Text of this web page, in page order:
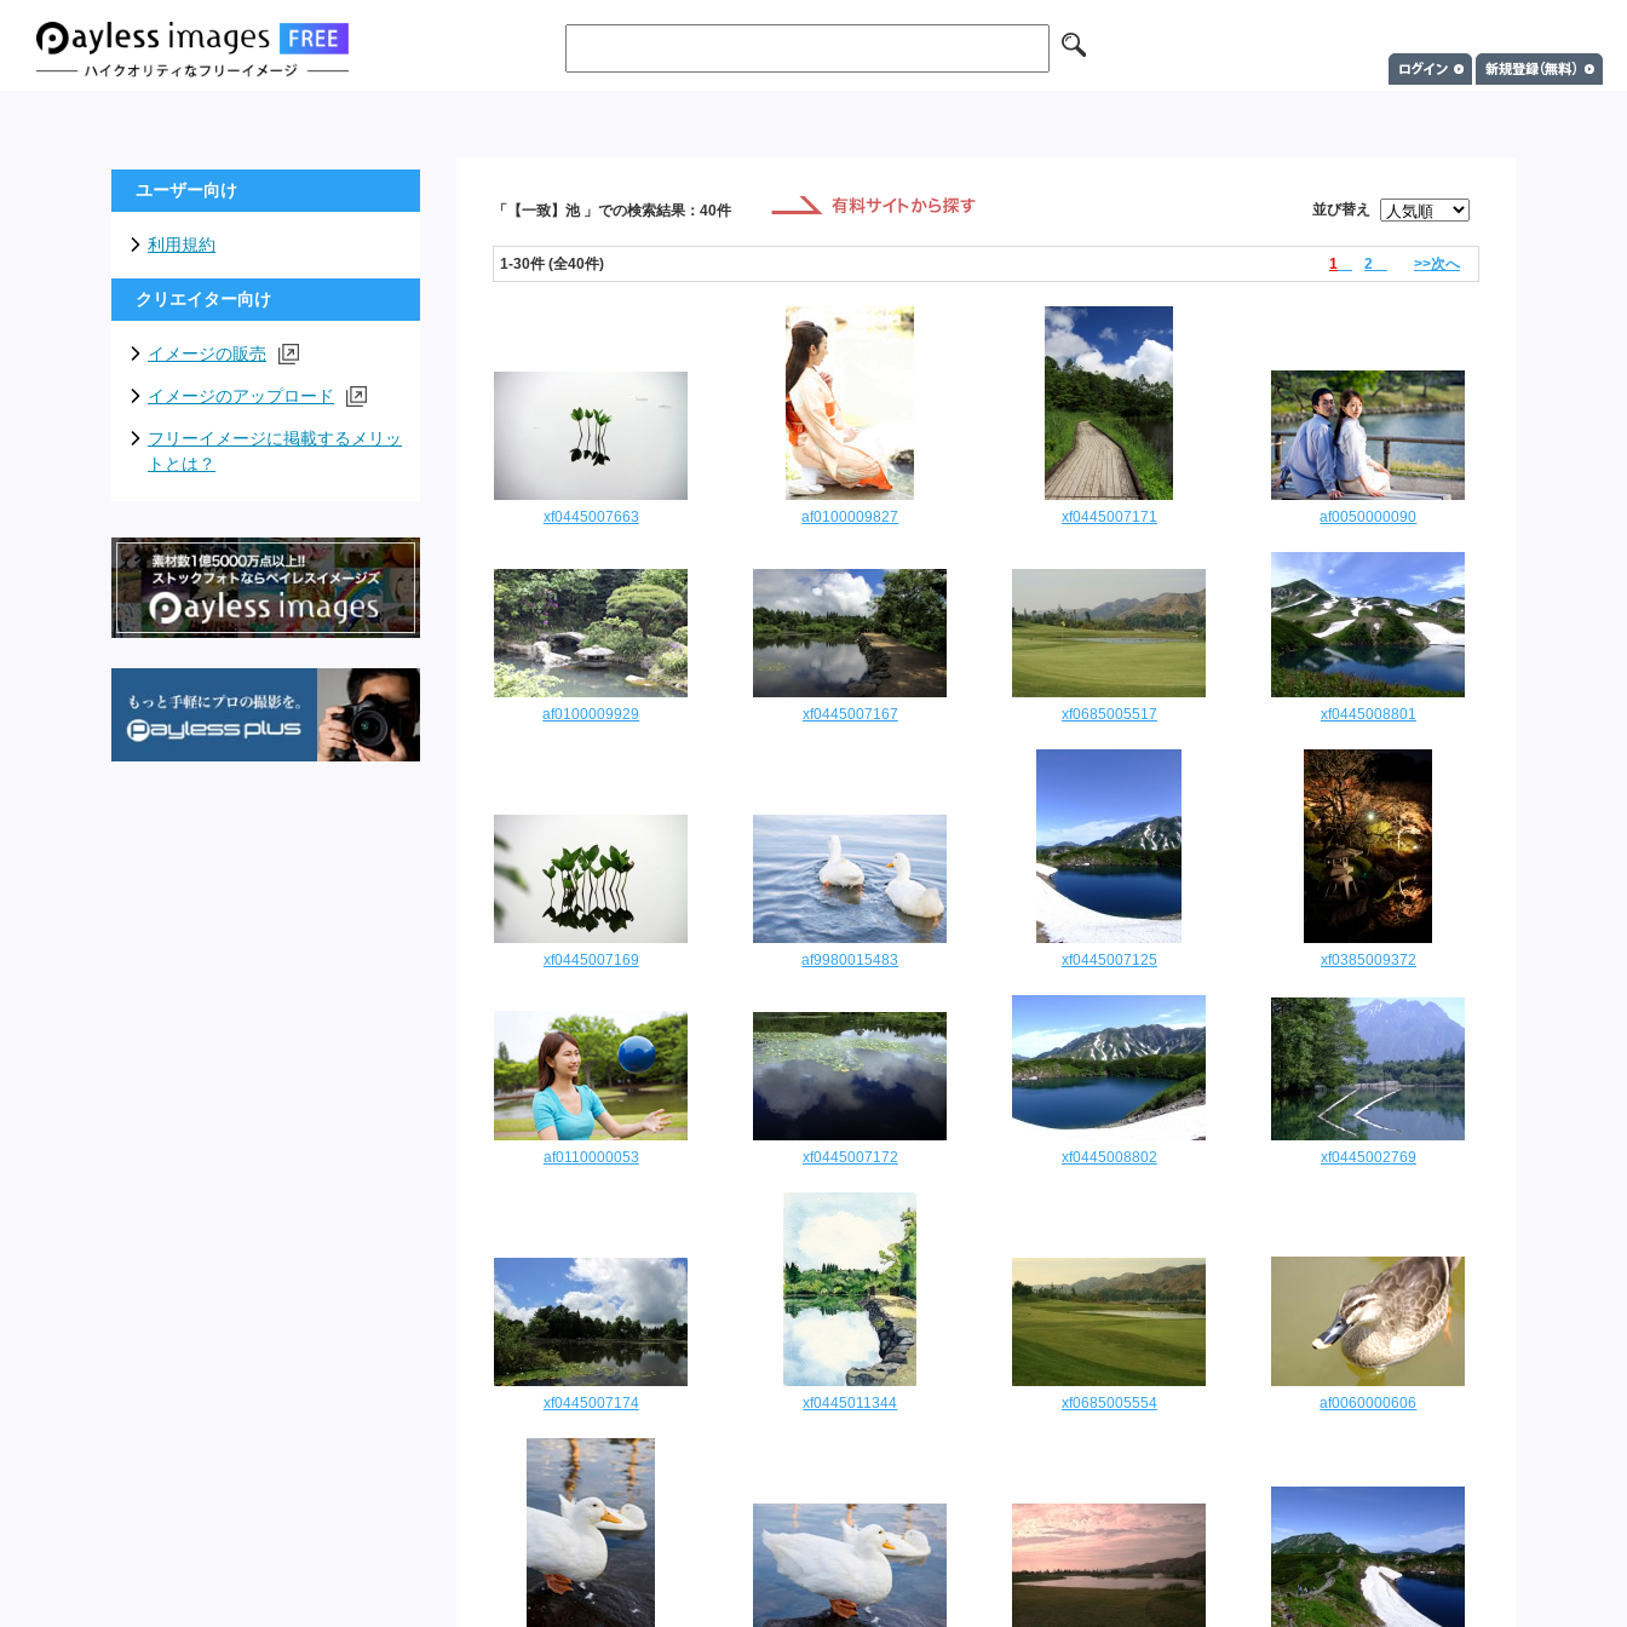
「【一致】池 」での検索結果：40件 並び替え
1-30件 (全40件) 1 2 >>次へ
xf0445007663 af0100009827 xf0445007171 af0050000090
af0100009929 xf0445007167 xf0685005517 xf0445008801
xf0445007169 af9980015483 xf0445007125 xf0385009372
af0110000053 xf0445007172 xf0445008802 xf0445002769
xf0445007174 xf0445011344 xf0685005554 af0060000606
ユーザー向け
利用規約
クリエイター向け
イメージの販売
イメージのアップロード
フリーイメージに掲載するメリッ
トとは？